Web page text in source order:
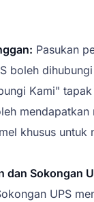
Pasukan
boleh
Kami"
khusus untuk
dan Sokongan
UPS